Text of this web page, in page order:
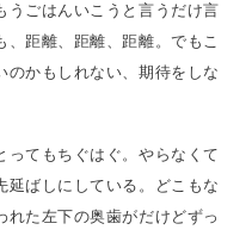
ごはんいこうと言うだけ言
、距離、距離、距離。でもこ
のかもしれない、期待をしな
ってもちぐはぐ。やらなくて
延ばしにしている。どこもな
れた左下の奥歯がだけどずっ